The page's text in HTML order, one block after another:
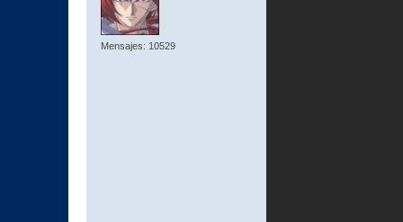
Mensajes: 10529